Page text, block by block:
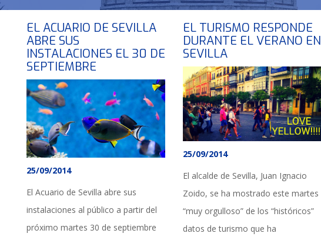
EL ACUARIO DE SEVILLA
ABRE SUS
INSTALACIONES EL 30 DE
SEPTIEMBRE
25/09/2014
El Acuario de Sevilla abre sus
instalaciones al público a partir del
próximo martes 30 de septiembre
EL TURISMO RESPONDE
DURANTE EL VERANO EN
SEVILLA
25/09/2014
El alcalde de Sevilla, Juan Ignacio
Zoido, se ha mostrado este martes
“muy orgulloso” de los “históricos”
datos de turismo que ha